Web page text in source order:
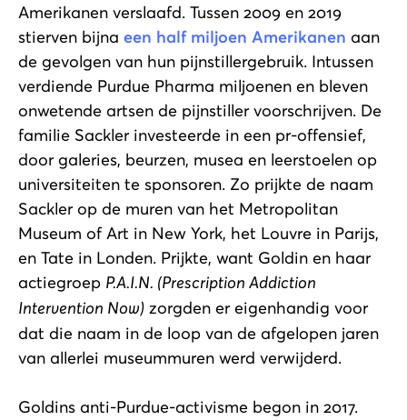
Amerikanen verslaafd. Tussen 2009 en 2019
stierven bijna een half miljoen Amerikanen aan
de gevolgen van hun pijnstillergebruik. Intussen
verdiende Purdue Pharma miljoenen en bleven
onwetende artsen de pijnstiller voorschrijven. De
familie Sackler investeerde in een pr-offensief,
door galeries, beurzen, musea en leerstoelen op
universiteiten te sponsoren. Zo prijkte de naam
Sackler op de muren van het Metropolitan
Museum of Art in New York, het Louvre in Parijs,
en Tate in Londen. Prijkte, want Goldin en haar
actiegroep P.A.I.N. (Prescription Addiction
Intervention Now) zorgden er eigenhandig voor
dat die naam in de loop van de afgelopen jaren
van allerlei museummuren werd verwijderd.
Goldins anti-Purdue-activisme begon in 2017.